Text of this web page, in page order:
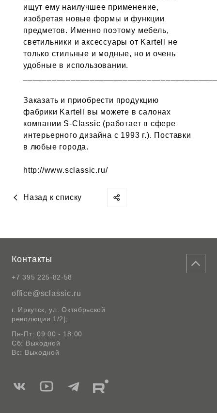
ищут ему наилучшее применение,
изобретая новые формы и функции
предметов. Именно поэтому мебель,
светильники и аксессуары от Kartell не
только стильные и модные, но и очень
удобные в использовании.
Заказать и приобрести продукцию
фабрики Kartell вы можете в салонах
компании S-Classic (работает в сфере
интерьерного дизайна с 1993 г.). Поставки
в любые города.
http://www.sclassic.ru/
Назад к списку
Контакты
+7 395 225-82-58
office@sclassic.ru
г. Иркутск, ул. Октябрьской
революции 1/2|;
Пн-Пт: 09:00 - 18:00
Сб: Выходной
Вс: Выходной
Мы
Мы
Мы
Мы